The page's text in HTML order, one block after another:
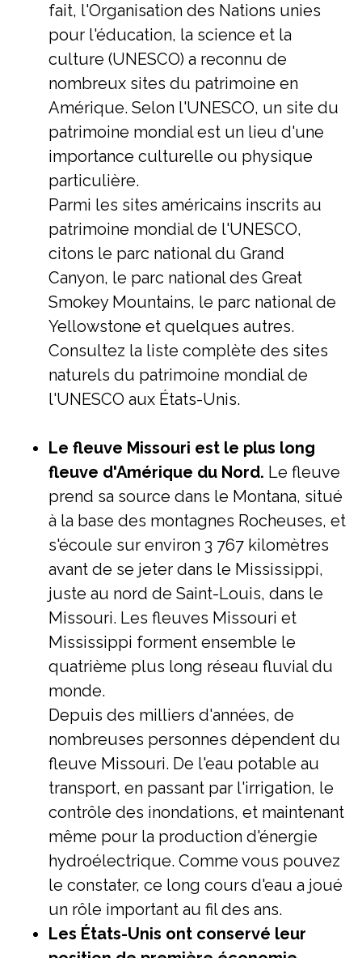
fait, l'Organisation des Nations unies
pour l'éducation, la science et la
culture (UNESCO) a reconnu de
nombreux sites du patrimoine en
Amérique. Selon l'UNESCO, un site du
patrimoine mondial est un lieu d'une
importance culturelle ou physique
particulière.
Parmi les sites américains inscrits au
patrimoine mondial de l'UNESCO,
citons le parc national du Grand
Canyon, le parc national des Great
Smokey Mountains, le parc national de
Yellowstone et quelques autres.
Consultez la liste complète des sites
naturels du patrimoine mondial de
l'UNESCO aux États-Unis.
Le fleuve Missouri est le plus long
fleuve d'Amérique du Nord. Le fleuve
prend sa source dans le Montana, situé
à la base des montagnes Rocheuses, et
s'écoule sur environ 3 767 kilomètres
avant de se jeter dans le Mississippi,
juste au nord de Saint-Louis, dans le
Missouri. Les fleuves Missouri et
Mississippi forment ensemble le
quatrième plus long réseau fluvial du
monde.
Depuis des milliers d'années, de
nombreuses personnes dépendent du
fleuve Missouri. De l'eau potable au
transport, en passant par l'irrigation, le
contrôle des inondations, et maintenant
même pour la production d'énergie
hydroélectrique. Comme vous pouvez
le constater, ce long cours d'eau a joué
un rôle important au fil des ans.
Les États-Unis ont conservé leur